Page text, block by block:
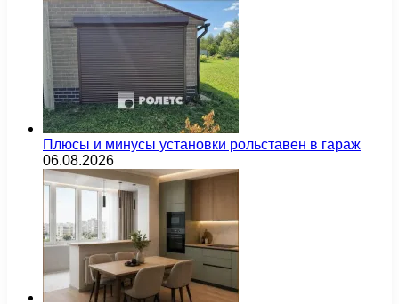
Плюсы и минусы установки рольставен в гараж
06.08.2026